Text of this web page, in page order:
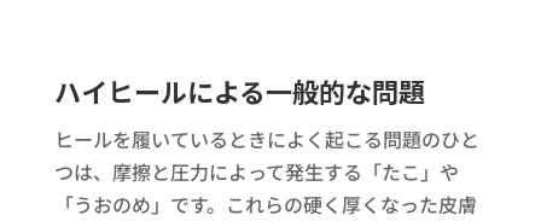
ハイヒールによる一般的な問題
ヒールを履いているときによく起こる問題のひと
つは、摩擦と圧力によって発生する「たこ」や
「うおのめ」です。これらの硬く厚くなった皮膚